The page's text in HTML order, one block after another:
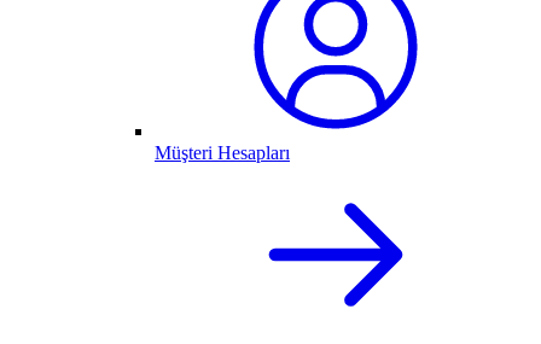
Müşteri Hesapları